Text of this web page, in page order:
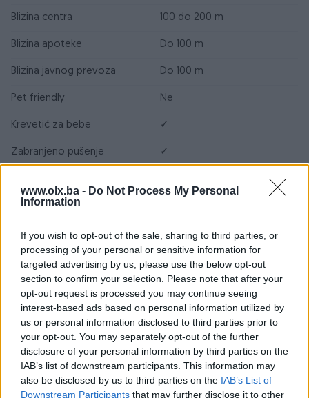
www.olx.ba - Do Not Process My Personal
Information
If you wish to opt-out of the sale, sharing to third parties, or
processing of your personal or sensitive information for
targeted advertising by us, please use the below opt-out
section to confirm your selection. Please note that after your
opt-out request is processed you may continue seeing
interest-based ads based on personal information utilized by
us or personal information disclosed to third parties prior to
your opt-out. You may separately opt-out of the further
disclosure of your personal information by third parties on the
IAB’s list of downstream participants. This information may
also be disclosed by us to third parties on the IAB’s List of
Downstream Participants that may further disclose it to other
Blizina centra 100 do 200 m
Blizina apoteke Do 100 m
Blizina javnog prevoza Do 100 m
Pet friendly Ne
Krevetić za bebe ✓
Zabranjeno pušenje ✓
WIFI
Klima ✓
Parking
Lokacija nekretnine